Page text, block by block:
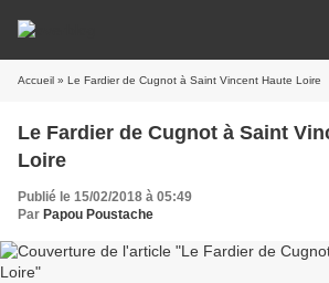
Accueil » Le Fardier de Cugnot à Saint Vincent Haute Loire
Le Fardier de Cugnot à Saint
Loire
Publié le 15/02/2018 à 05:49
Par Papou Poustache